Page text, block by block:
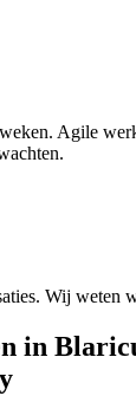
Agile
Wij weten
in